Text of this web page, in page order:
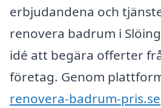
erbjudandena och
renovera badrum i
idé att begära offerter
företag. Genom
renovera-badrum-pris.se